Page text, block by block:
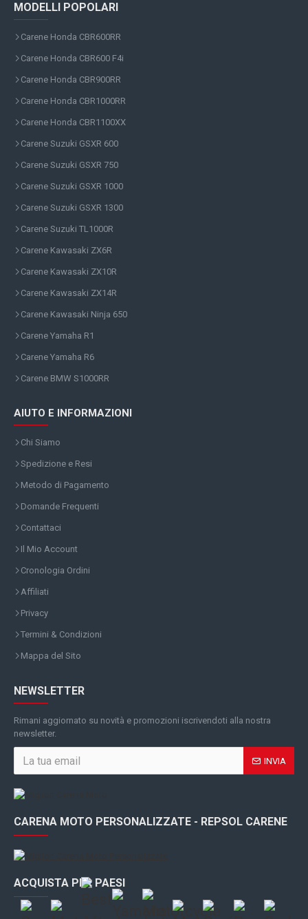
MODELLI POPOLARI
Carene Honda CBR600RR
Carene Honda CBR600 F4i
Carene Honda CBR900RR
Carene Honda CBR1000RR
Carene Honda CBR1100XX
Carene Suzuki GSXR 600
Carene Suzuki GSXR 750
Carene Suzuki GSXR 1000
Carene Suzuki GSXR 1300
Carene Suzuki TL1000R
Carene Kawasaki ZX6R
Carene Kawasaki ZX10R
Carene Kawasaki ZX14R
Carene Kawasaki Ninja 650
Carene Yamaha R1
Carene Yamaha R6
Carene BMW S1000RR
AIUTO E INFORMAZIONI
Chi Siamo
Spedizione e Resi
Metodo di Pagamento
Domande Frequenti
Contattaci
Il Mio Account
Cronologia Ordini
Affiliati
Privacy
Termini & Condizioni
Mappa del Sito
NEWSLETTER
Rimani aggiornato su novità e promozioni iscrivendoti alla nostra
newsletter.
INVIA
CARENA MOTO PERSONALIZZATE - REPSOL CARENE
ACQUISTA PER PAESI